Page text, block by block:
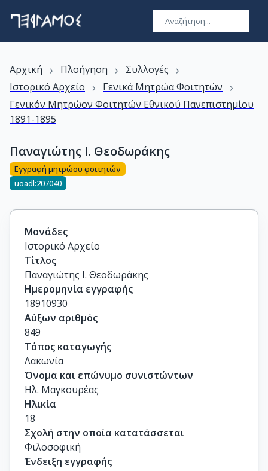
Αρχική › Πλοήγηση › Συλλογές ›
Ιστορικό Αρχείο › Γενικά Μητρώα Φοιτητών ›
Γενικόν Μητρώον Φοιτητών Εθνικού Πανεπιστημίου
1891-1895
Παναγιώτης Ι. Θεοδωράκης
Εγγραφή μητρώου φοιτητών
uoadl:207040
Μονάδες
Ιστορικό Αρχείο
Τίτλος
Παναγιώτης Ι. Θεοδωράκης
Ημερομηνία εγγραφής
18910930
Αύξων αριθμός
849
Τόπος καταγωγής
Λακωνία
Όνομα και επώνυμο συνιστώντων
Ηλ. Μαγκουρέας
Ηλικία
18
Σχολή στην οποία κατατάσσεται
Φιλοσοφική
Ένδειξη εγγραφής